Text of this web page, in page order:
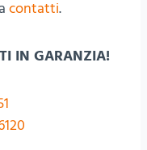
contatti.
IN GARANZIA!